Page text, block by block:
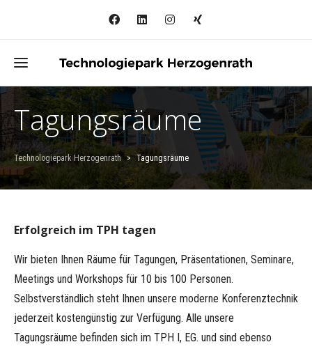
Tagungsräume
Technologiepark Herzogenrath > Tagungsräume
Erfolgreich im TPH tagen
Wir bieten Ihnen Räume für Tagungen, Präsentationen, Seminare,
Meetings und Workshops für 10 bis 100 Personen.
Selbstverständlich steht Ihnen unsere moderne Konferenztechnik
jederzeit kostengünstig zur Verfügung. Alle unsere
Tagungsräume befinden sich im TPH I, EG. und sind ebenso